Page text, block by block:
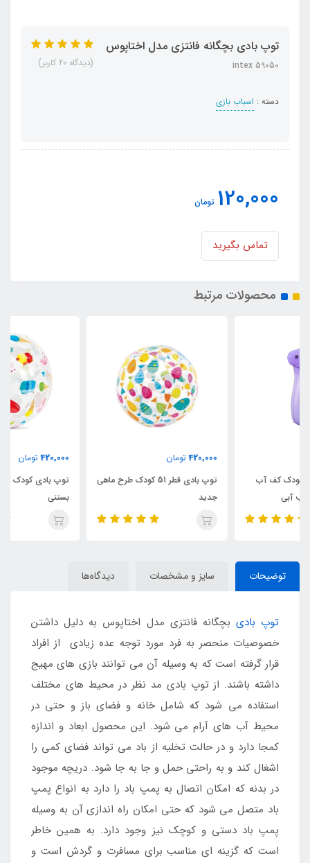
توپ بادی بچگانه فانتزی مدل اختاپوس
intex 59050
دسته : اسباب بازی
(دیدگاه 20 کاربر)
120,000 تومان
تماس بگیرید
محصولات مرتبط
توپ بادی قطر 51 کودک طرح ماهی
جدید
توپ بادی کودک قطر 51 طرح
توضیحات سایز و مشخصات دیدگاه‌ها
توپ بادی بچگانه فانتزی مدل اختاپوس به دلیل داشتن
خصوصیات منحصر به فرد مورد توجه عده زیادی از افراد
قرار گرفته است که به وسیله آن می توانند بازی های مهیج
داشته باشند. از توپ بادی مد نظر در محیط های مختلف
استفاده می شود که شامل خانه و فضای باز و حتی در
محیط آب های آرام می شود. این محصول ابعاد و اندازه
کمجا دارد و در حالت تخلیه از باد می تواند فضای کمی را
اشغال کند و به راحتی حمل و جا به جا شود. دریچه موجود
در بدنه که امکان اتصال به پمپ باد را دارد به انواع پمپ
باد متصل می شود که حتی امکان راه اندازی آن به وسیله
پمپ باد دستی و کوچک نیز وجود دارد. به همین خاطر
است که گزینه ای مناسب برای مسافرت و گردش است و